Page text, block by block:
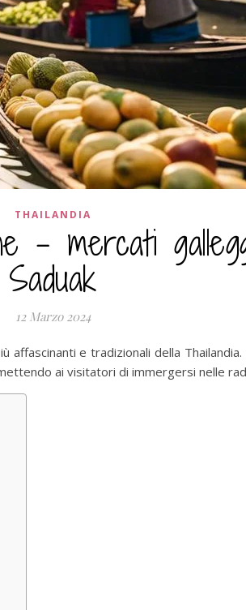
THAILANDIA
– mercati
Saduak
12 Marzo 2024
affascinanti e tradizionali della
ai visitatori di immergersi nelle